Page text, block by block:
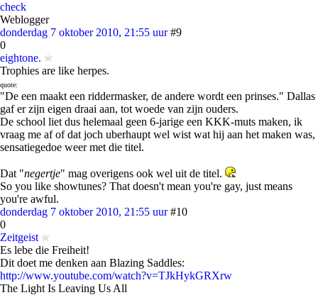
check
Weblogger
donderdag 7 oktober 2010, 21:55 uur #9
0
eightone.
Trophies are like herpes.
quote:
"De een maakt een riddermasker, de andere wordt een prinses." Dallas
gaf er zijn eigen draai aan, tot woede van zijn ouders.
De school liet dus helemaal geen 6-jarige een KKK-muts maken, ik
vraag me af of dat joch uberhaupt wel wist wat hij aan het maken was,
sensatiegedoe weer met die titel.
Dat "negertje" mag overigens ook wel uit de titel.
So you like showtunes? That doesn't mean you're gay, just means
you're awful.
donderdag 7 oktober 2010, 21:55 uur #10
0
Zeitgeist
Es lebe die Freiheit!
Dit doet me denken aan Blazing Saddles:
http://www.youtube.com/watch?v=TJkHykGRXrw
The Light Is Leaving Us All